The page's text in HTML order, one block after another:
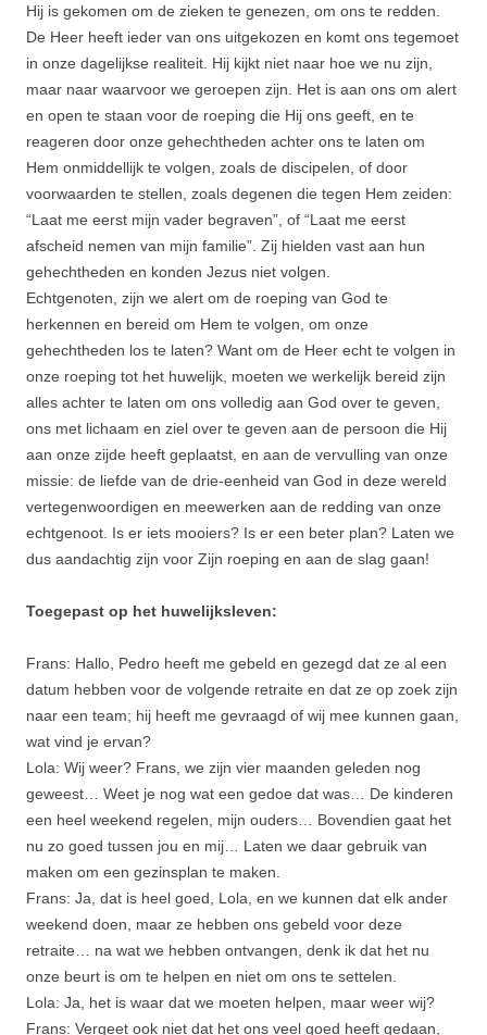
Hij is gekomen om de zieken te genezen, om ons te redden.
De Heer heeft ieder van ons uitgekozen en komt ons tegemoet
in onze dagelijkse realiteit. Hij kijkt niet naar hoe we nu zijn,
maar naar waarvoor we geroepen zijn. Het is aan ons om alert
en open te staan voor de roeping die Hij ons geeft, en te
reageren door onze gehechtheden achter ons te laten om
Hem onmiddellijk te volgen, zoals de discipelen, of door
voorwaarden te stellen, zoals degenen die tegen Hem zeiden:
“Laat me eerst mijn vader begraven”, of “Laat me eerst
afscheid nemen van mijn familie”. Zij hielden vast aan hun
gehechtheden en konden Jezus niet volgen.
Echtgenoten, zijn we alert om de roeping van God te
herkennen en bereid om Hem te volgen, om onze
gehechtheden los te laten? Want om de Heer echt te volgen in
onze roeping tot het huwelijk, moeten we werkelijk bereid zijn
alles achter te laten om ons volledig aan God over te geven,
ons met lichaam en ziel over te geven aan de persoon die Hij
aan onze zijde heeft geplaatst, en aan de vervulling van onze
missie: de liefde van de drie-eenheid van God in deze wereld
vertegenwoordigen en meewerken aan de redding van onze
echtgenoot. Is er iets mooiers? Is er een beter plan? Laten we
dus aandachtig zijn voor Zijn roeping en aan de slag gaan!
Toegepast op het huwelijksleven:
Frans: Hallo, Pedro heeft me gebeld en gezegd dat ze al een
datum hebben voor de volgende retraite en dat ze op zoek zijn
naar een team; hij heeft me gevraagd of wij mee kunnen gaan,
wat vind je ervan?
Lola: Wij weer? Frans, we zijn vier maanden geleden nog
geweest… Weet je nog wat een gedoe dat was… De kinderen
een heel weekend regelen, mijn ouders… Bovendien gaat het
nu zo goed tussen jou en mij… Laten we daar gebruik van
maken om een gezinsplan te maken.
Frans: Ja, dat is heel goed, Lola, en we kunnen dat elk ander
weekend doen, maar ze hebben ons gebeld voor deze
retraite… na wat we hebben ontvangen, denk ik dat het nu
onze beurt is om te helpen en niet om ons te settelen.
Lola: Ja, het is waar dat we moeten helpen, maar weer wij?
Frans: Vergeet ook niet dat het ons veel goed heeft gedaan,